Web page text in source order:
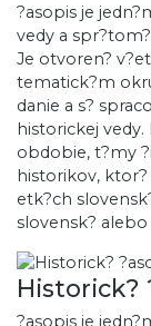
?asopis je
vedy a
Je otvoren?
tematick?m
danie a s?
historickej
obdobie, t?my
historikov, ktor?
etk?ch
slovensk?
Historick?
?asopis je